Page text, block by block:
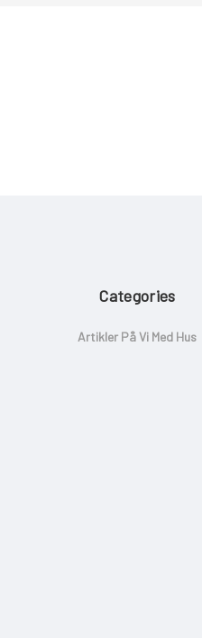
Categories
Artikler På Vi Med Hus